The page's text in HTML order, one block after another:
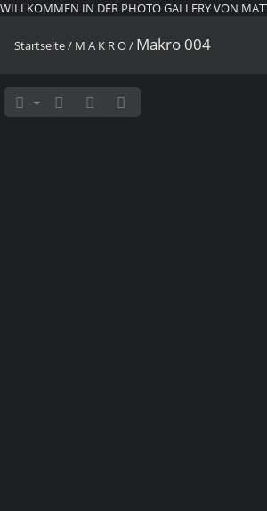
WILLKOMMEN IN DER PHOTO GALLERY VON
Startseite/ M A K R O/ Makro 004